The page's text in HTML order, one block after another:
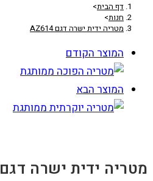
דף הבית>
חנות>
מטריה ידית ישרה דגם AZ614
המוצר הקודם
המוצר הבא
מטריה ידית ישרה דגם AZ614